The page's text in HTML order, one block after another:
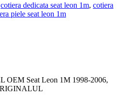
cotiera dedicata seat leon 1m, cotiera
piele seat leon 1m
Seat Leon 1M 1998-2006,